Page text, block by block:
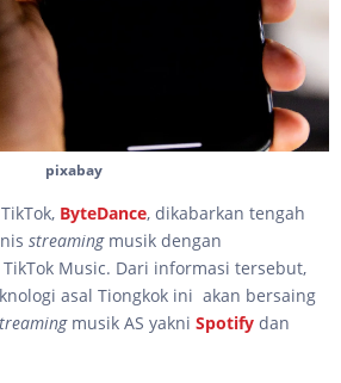
pixabay
ByteDance, dikabarkan tengah
streaming musik dengan
Music. Dari informasi tersebut,
asal Tiongkok ini akan bersaing
musik AS yakni Spotify dan